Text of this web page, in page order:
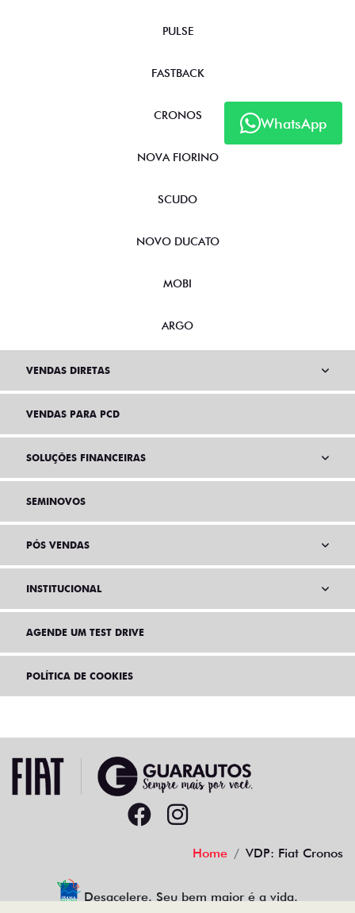
WhatsApp
PULSE
FASTBACK
CRONOS
NOVA FIORINO
SCUDO
NOVO DUCATO
MOBI
ARGO
VENDAS DIRETAS
VENDAS PARA PCD
SOLUÇÕES FINANCEIRAS
SEMINOVOS
PÓS VENDAS
INSTITUCIONAL
AGENDE UM TEST DRIVE
POLÍTICA DE COOKIES
Home VDP: Fiat Cronos
Desacelere. Seu bem maior é a vida.